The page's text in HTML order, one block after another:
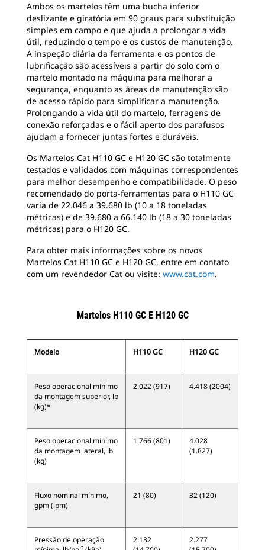
Ambos os martelos têm uma bucha inferior
deslizante e giratória em 90 graus para substituição
simples em campo e que ajuda a prolongar a vida
útil, reduzindo o tempo e os custos de manutenção.
A inspeção diária da ferramenta e os pontos de
lubrificação são acessíveis a partir do solo com o
martelo montado na máquina para melhorar a
segurança, enquanto as áreas de manutenção são
de acesso rápido para simplificar a manutenção.
Prolongando a vida útil do martelo, ferragens de
conexão reforçadas e o fácil aperto dos parafusos
ajudam a fornecer juntas fortes e duráveis.
Os Martelos Cat H110 GC e H120 GC são totalmente
testados e validados com máquinas correspondentes
para melhor desempenho e compatibilidade. O peso
recomendado do porta-ferramentas para o H110 GC
varia de 22.046 a 39.680 lb (10 a 18 toneladas
métricas) e de 39.680 a 66.140 lb (18 a 30 toneladas
métricas) para o H120 GC.
Para obter mais informações sobre os novos
Martelos Cat H110 GC e H120 GC, entre em contato
com um revendedor Cat ou visite: www.cat.com.
Martelos H110 GC E H120 GC
Modelo H110 GC H120 GC
Peso operacional mínimo
da montagem superior, lb
(kg)*
2.022 (917) 4.418 (2004)
Peso operacional mínimo
da montagem lateral, lb
(kg)
1.766 (801)
4.028
(1.827)
Fluxo nominal mínimo,
gpm (lpm)
21 (80) 32 (120)
Pressão de operação
2.132
2.277